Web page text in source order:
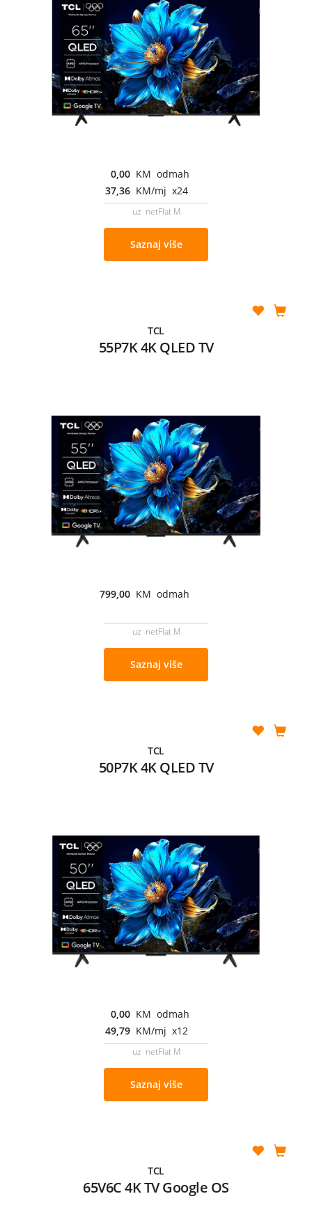
0,00 KM odmah
37,36 KM/mj x24
uz netFlat M
Saznaj više
TCL
55P7K 4K QLED TV
799,00 KM odmah
uz netFlat M
Saznaj više
TCL
50P7K 4K QLED TV
0,00 KM odmah
49,79 KM/mj x12
uz netFlat M
Saznaj više
TCL
65V6C 4K TV Google OS